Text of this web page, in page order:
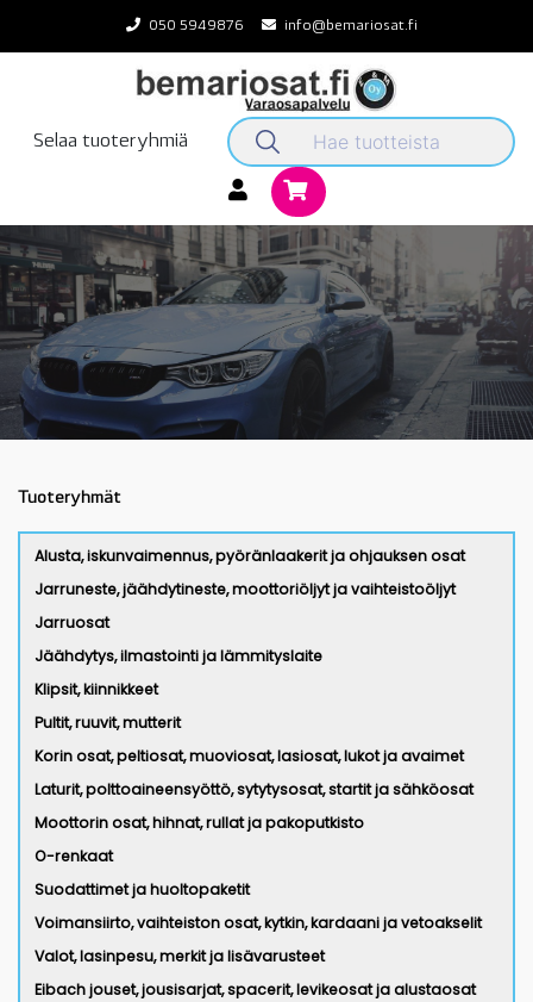
content
050 5949876 info@bemariosat.fi
Selaa tuoteryhmiä
Tuoteryhmät
Alusta, iskunvaimennus, pyöränlaakerit ja ohjauksen osat
Jarruneste, jäähdytineste, moottoriöljyt ja vaihteistoöljyt
Jarruosat
Jäähdytys, ilmastointi ja lämmityslaite
Klipsit, kiinnikkeet
Pultit, ruuvit, mutterit
Korin osat, peltiosat, muoviosat, lasiosat, lukot ja avaimet
Laturit, polttoaineensyöttö, sytytysosat, startit ja sähköosat
Moottorin osat, hihnat, rullat ja pakoputkisto
O-renkaat
Suodattimet ja huoltopaketit
Voimansiirto, vaihteiston osat, kytkin, kardaani ja vetoakselit
Valot, lasinpesu, merkit ja lisävarusteet
Eibach jouset, jousisarjat, spacerit, levikeosat ja alustaosat